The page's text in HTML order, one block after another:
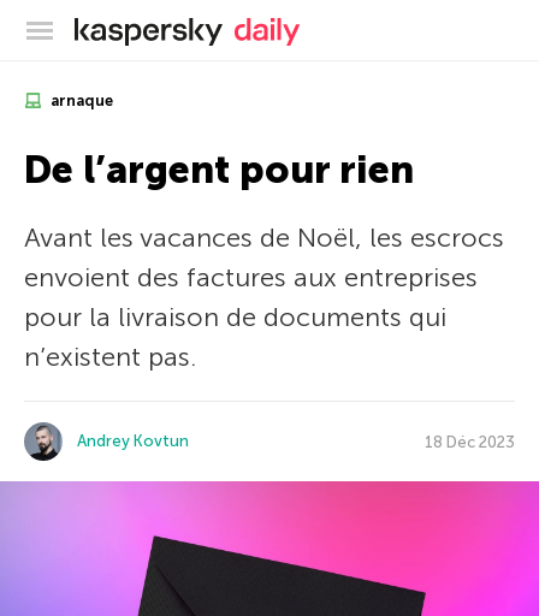
Blog officiel de Kaspersky
arnaque
De l’argent pour rien
Avant les vacances de Noël, les escrocs
envoient des factures aux entreprises
pour la livraison de documents qui
n’existent pas.
Andrey Kovtun 18 Déc 2023